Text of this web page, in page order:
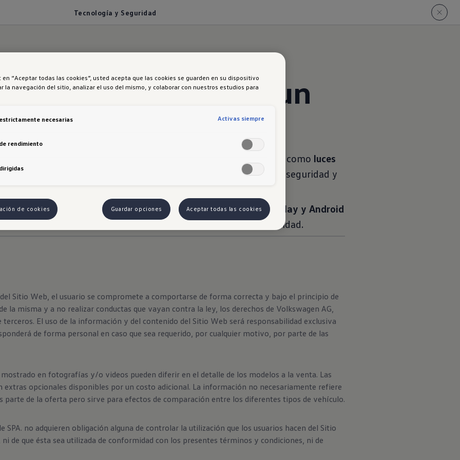
Tecnología y Seguridad
inteligente para un
y conectado
tu experiencia al volante con avanzados sistemas de asistencia como luces
de colisión frontal y detector de fatiga
, que brindan mayor seguridad y
con una modernapantalla táctil de 13”con Apple CarPlay y Android
digital de 12” que te muestra toda la información con claridad.
Sitio Web, el usuario se compromete a comportarse de forma correcta y bajo el principio de
la misma y a no realizar conductas que vayan contra la ley, los derechos de Volkswagen AG,
terceros. El uso de la información y del contenido del Sitio Web será responsabilidad exclusiva
de forma personal en caso que sea requerido, por cualquier motivo, por parte de las
en fotografías y/o videos pueden diferir en el detalle de los modelos a la venta. Las
extras opcionales disponibles por un costo adicional. La información no necesariamente refiere
parte de la oferta pero sirve para efectos de comparación entre los diferentes tipos de vehículo.
SPA. no adquieren obligación alguna de controlar la utilización que los usuarios hacen del Sitio
de que ésta sea utilizada de conformidad con los presentes términos y condiciones, ni de
en “Aceptar todas las cookies”, usted acepta que las cookies se guarden en su dispositivo
la navegación del sitio, analizar el uso del mismo, y colaborar con nuestros estudios para
necesarias Activas siempre
rendimiento
de cookies Guardar opciones Aceptar todas las cookies